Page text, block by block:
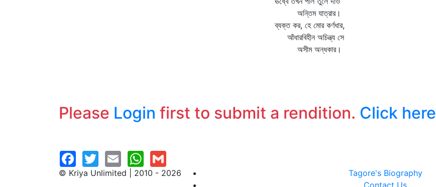
অন্তিম যাত্রার।
ব্যক্ত কর, হে মোর কর্ণধার,
আঁধারবিহীন অচিন্ত্য সে
অসীম অন্ধকার।
Please Login first to submit a rendition. Click here
© Kriya Unlimited | 2010 - 2026
Tagore's Biography
Contact Us